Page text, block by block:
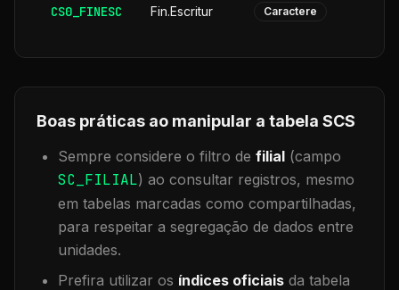
CS0_FINESC Fin.Escritur Caractere
Boas práticas ao manipular a tabela SCS
Sempre considere o filtro de filial (campo
SC_FILIAL) ao consultar registros, mesmo
em tabelas marcadas como compartilhadas,
para respeitar a segregação de dados entre
unidades.
Prefira utilizar os índices oficiais da tabela